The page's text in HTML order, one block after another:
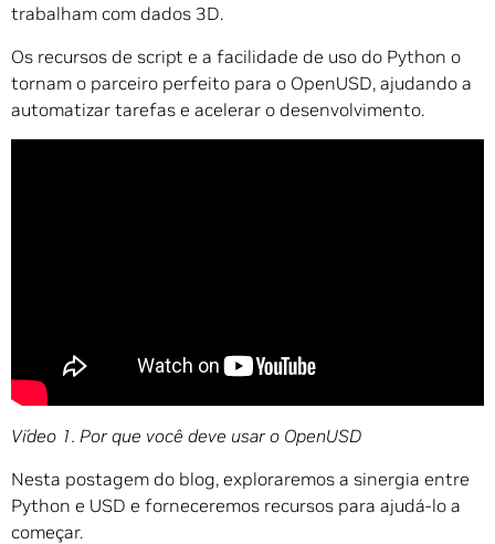
trabalham com dados 3D.
Os recursos de script e a facilidade de uso do Python o
tornam o parceiro perfeito para o OpenUSD, ajudando a
automatizar tarefas e acelerar o desenvolvimento.
Vídeo 1. Por que você deve usar o OpenUSD
Nesta postagem do blog, exploraremos a sinergia entre
Python e USD e forneceremos recursos para ajudá-lo a
começar.